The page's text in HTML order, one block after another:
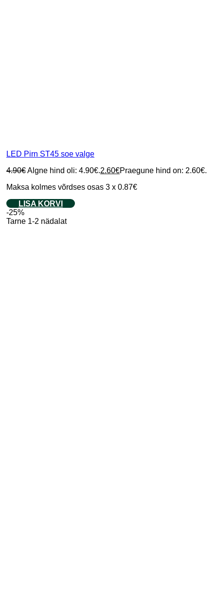
LED Pirn ST45 soe valge
4.90€Algne hind oli: 4.90€.2.60€Praegune hind on: 2.60€.
Maksa kolmes võrdses osas 3 x 0.87€
LISA KORVI
-25%
Tarne 1-2 nädalat